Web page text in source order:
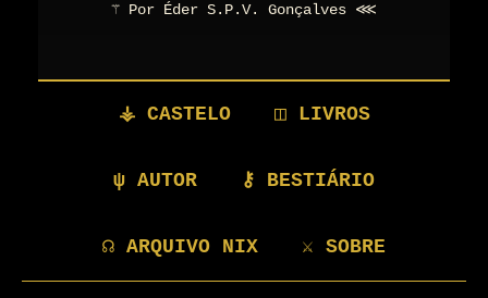
⚚ Por Éder S.P.V. Gonçalves ⋘
⚶ CASTELO ◫ LIVROS
ψ AUTOR ⚷ BESTIÁRIO
☊ ARQUIVO NIX ⚔ SOBRE